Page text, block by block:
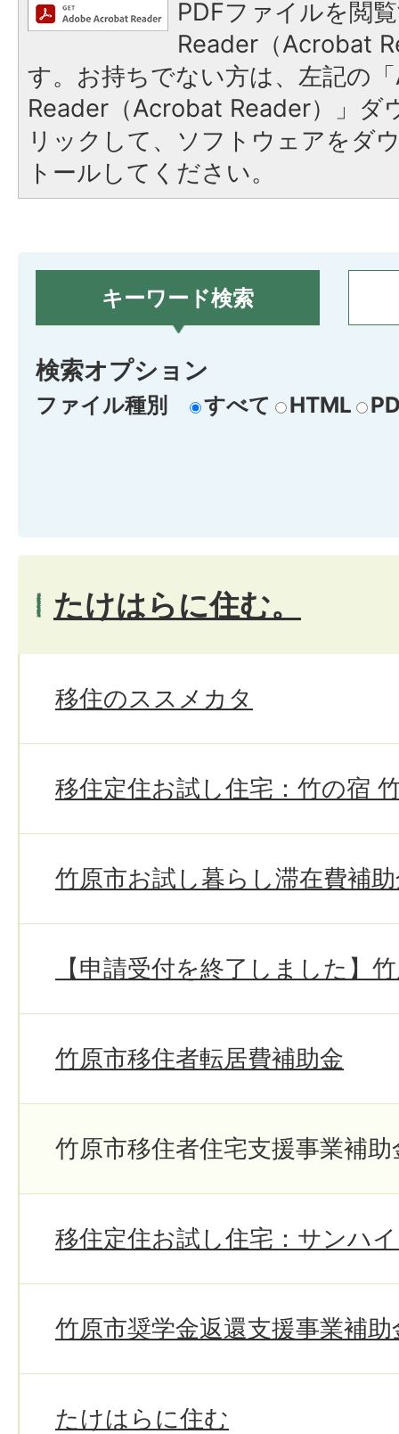
PDFファイルを閲
Reader（Acrobat
す。お持ちでない方は、左記の
Reader（Acrobat Reader）」ダ
リックして、ソフトウェアをダ
トールしてください。
キーワード検索
検索オプション
ファイル種別 すべて HTML
たけはらに住む。
移住のススメカタ
移住定住お試し住宅：竹の宿
竹原市お試し暮らし滞在費補
【申請受付を終了しました】
竹原市移住者転居費補助金
竹原市移住者住宅支援事業補助
移住定住お試し住宅：サンハ
竹原市奨学金返還支援事業補助
たけはらに住む